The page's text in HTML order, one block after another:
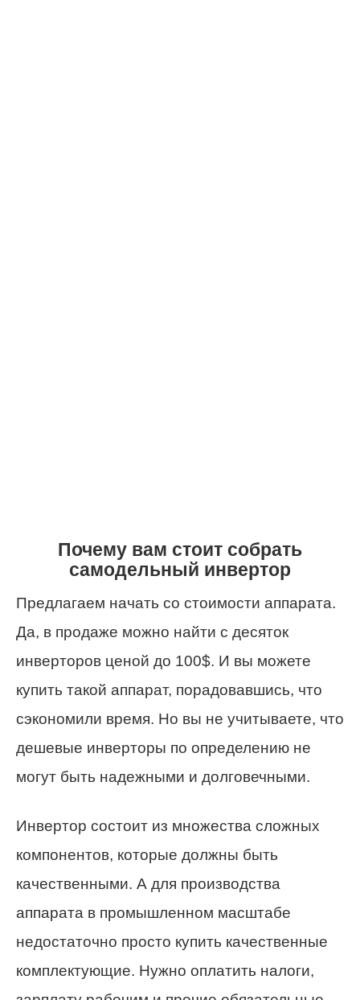
Почему вам стоит собрать
самодельный инвертор
Предлагаем начать со стоимости аппарата.
Да, в продаже можно найти с десяток
инверторов ценой до 100$. И вы можете
купить такой аппарат, порадовавшись, что
сэкономили время. Но вы не учитываете, что
дешевые инверторы по определению не
могут быть надежными и долговечными.
Инвертор состоит из множества сложных
компонентов, которые должны быть
качественными. А для производства
аппарата в промышленном масштабе
недостаточно просто купить качественные
комплектующие. Нужно оплатить налоги,